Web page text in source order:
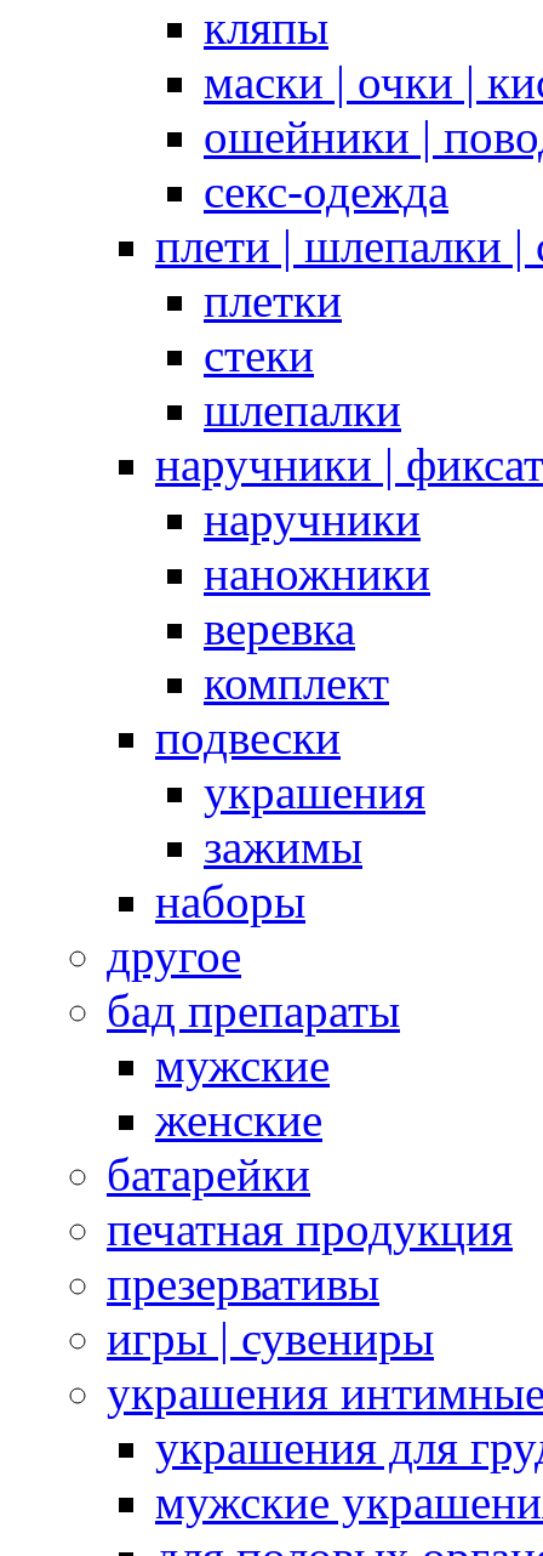
кляпы
маски | очки |
ошейники |
секс-одежда
плети | шлепалки |
плетки
стеки
шлепалки
наручники |
наручники
наножники
веревка
комплект
подвески
украшения
зажимы
наборы
другое
бад препараты
мужские
женские
батарейки
печатная продукция
презервативы
игры | сувениры
украшения
украшения для
мужские